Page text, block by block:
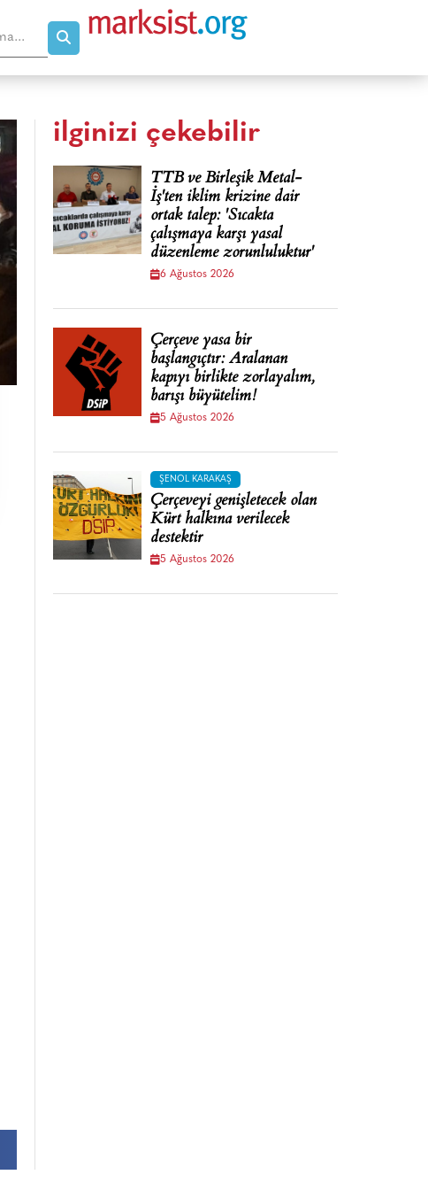
ilginizi çekebilir
TTB ve Birleşik Metal-
İş'ten iklim krizine dair
ortak talep: 'Sıcakta
çalışmaya karşı yasal
düzenleme zorunluluktur'
6 Ağustos 2026
Çerçeve yasa bir
başlangıçtır: Aralanan
kapıyı birlikte zorlayalım,
barışı büyütelim!
5 Ağustos 2026
ŞENOL KARAKAŞ
Çerçeveyi genişletecek olan
Kürt halkına verilecek
destektir
5 Ağustos 2026